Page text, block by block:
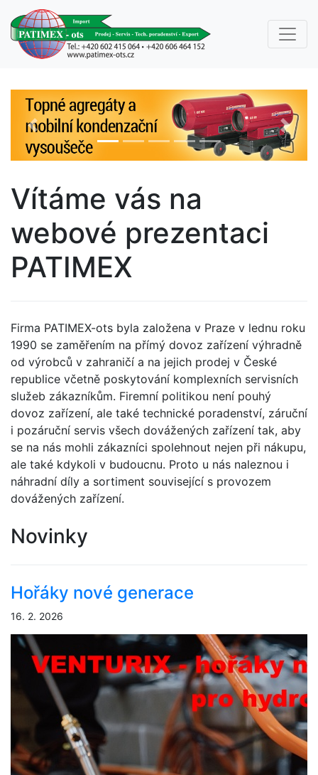
Previous Next
Vítáme vás na
webové prezentaci
PATIMEX
Firma PATIMEX-ots byla založena v Praze v lednu roku
1990 se zaměřením na přímý dovoz zařízení výhradně
od výrobců v zahraničí a na jejich prodej v České
republice včetně poskytování komplexních servisních
služeb zákazníkům. Firemní politikou není pouhý
dovoz zařízení, ale také technické poradenství, záruční
i pozáruční servis všech dovážených zařízení tak, aby
se na nás mohli zákazníci spolehnout nejen při nákupu,
ale také kdykoli v budoucnu. Proto u nás naleznou i
náhradní díly a sortiment související s provozem
dovážených zařízení.
Novinky
Hořáky nové generace
16. 2. 2026